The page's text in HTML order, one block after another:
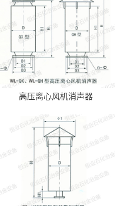
高压离心风机消声器